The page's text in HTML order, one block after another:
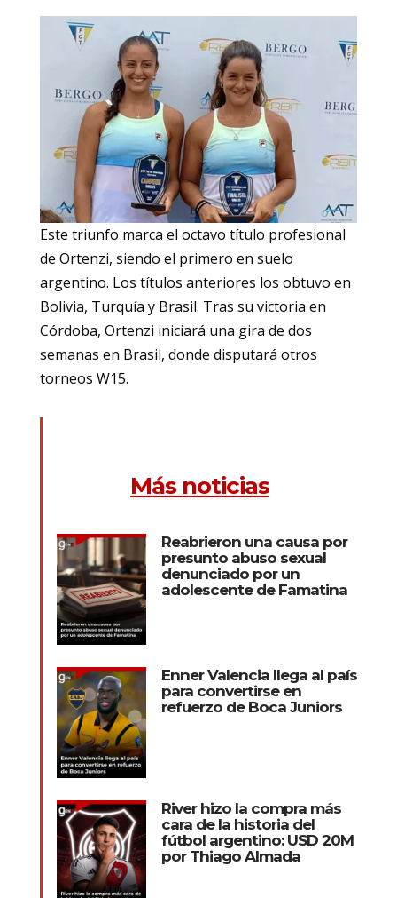
Este triunfo marca el octavo título profesional
de Ortenzi, siendo el primero en suelo
argentino. Los títulos anteriores los obtuvo en
Bolivia, Turquía y Brasil. Tras su victoria en
Córdoba, Ortenzi iniciará una gira de dos
semanas en Brasil, donde disputará otros
torneos W15.
Más noticias
Reabrieron una causa por
presunto abuso sexual
denunciado por un
adolescente de Famatina
Enner Valencia llega al país
para convertirse en
refuerzo de Boca Juniors
River hizo la compra más
cara de la historia del
fútbol argentino: USD 20M
por Thiago Almada